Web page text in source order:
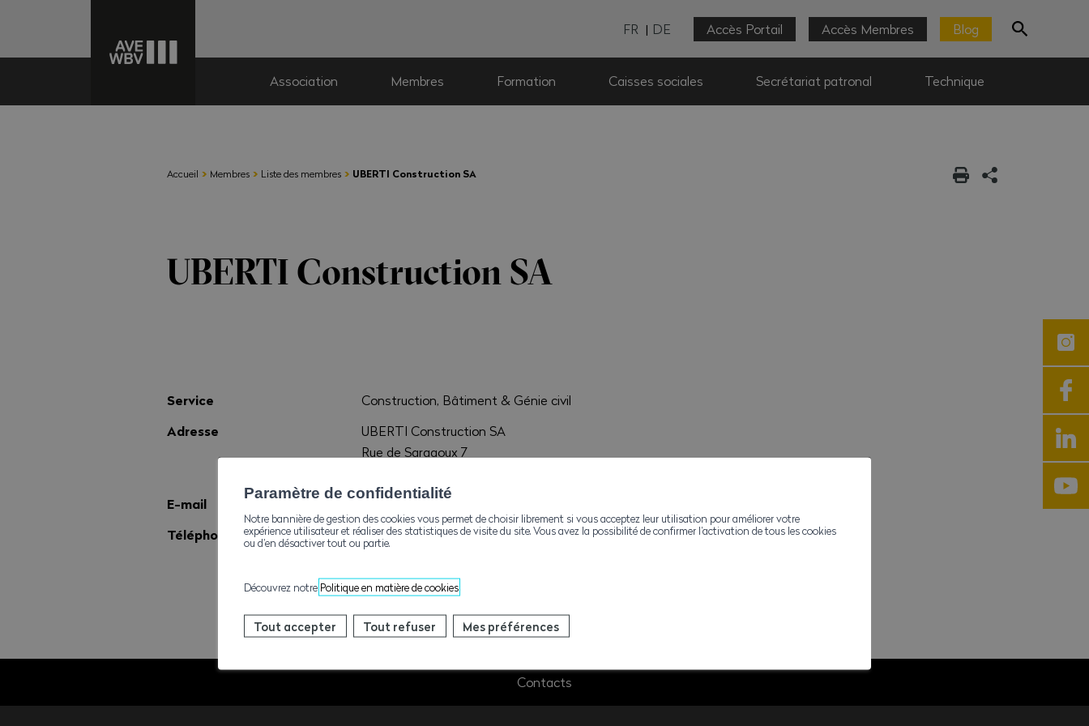
FR DE Accès Portail Accès Membres Blog
Association Membres Formation Caisses sociales Secrétariat patronal Technique
Accueil › Membres › Liste des membres › UBERTI Construction SA
UBERTI Construction SA
Service Construction, Bâtiment & Génie civil
Adresse
UBERTI Construction SA
Rue de Saragoux 7
E-mail info@uberti.ch
Téléphone +41277222776
Contacts
Paramètre de confidentialité
Notre bannière de gestion des cookies vous permet de choisir librement si vous acceptez leur utilisation pour améliorer votre
expérience utilisateur et réaliser des statistiques de visite du site. Vous avez la possibilité de confirmer l’activation de tous les cookies
ou d’en désactiver tout ou partie.
Découvrez notre Politique en matière de cookies
Tout accepter Tout refuser Mes préférences